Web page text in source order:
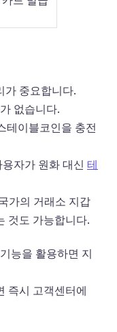
가 중요합니다.
없습니다.
테이블코인을 충전
자가 원화 대신 테
가의 거래소 지갑
것도 가능합니다.
능을 활용하면 지
즉시 고객센터에